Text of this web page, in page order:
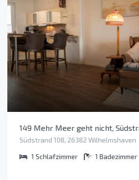
149 Mehr Meer geht nicht,
Südstrand 108, 26382 Wilhelmshaven
1 Schlafzimmer 1 Badezimmer